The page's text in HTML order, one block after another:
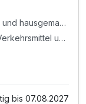
Frühstückskorb mit Südtiroler Schmankerl und hausgemachten Köstlichkeiten, von Brot über Käse, Wurst und Joghurt ist alles dabei
Südtirol Guest Pass für gratis öffentliche Verkehrsmittel und viele andere Vergünstigungen
bis 07.08.2027